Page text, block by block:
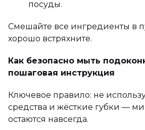
посуды.
Смешайте все ингредиенты в
хорошо встряхните.
Как безопасно мыть
пошаговая инструкция
Ключевое правило: не
средства и жёсткие губки —
остаются навсегда.